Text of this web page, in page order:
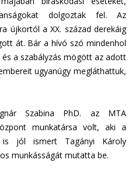
dolgoztak fel. Az
újkortól a XX. század derekáig
át. Bár a hívó szó mindenhol
a szabályzás mögött az adott
ugyanúgy megláthattuk,
Szabina PhD. az MTA
munkatársa volt, aki a
is jól ismert Tagányi Károly
munkásságát mutatta be.